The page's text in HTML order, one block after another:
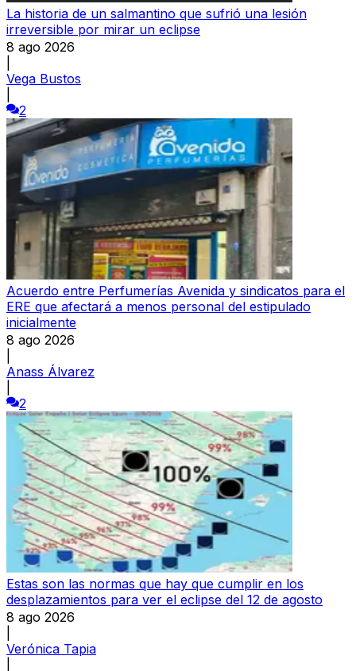
La historia de un salmantino que sufrió una lesión
irreversible por mirar un eclipse
8 ago 2026
Vega Bustos
2
Acuerdo entre Perfumerías Avenida y sindicatos para el
ERE que afectará a menos personal del estipulado
inicialmente
8 ago 2026
Anass Álvarez
2
Estas son las normas que hay que cumplir en los
desplazamientos para ver el eclipse del 12 de agosto
8 ago 2026
Verónica Tapia